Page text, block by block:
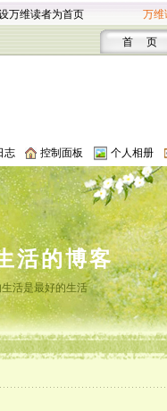
万维读者为首页 万维
首 页
志 控制面板 个人相册
活的博客
生活是最好的生活